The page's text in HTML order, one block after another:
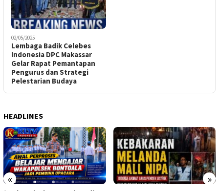
02/05/2025
Lembaga Badik Celebes
Indonesia DPC Makassar
Gelar Rapat Pemantapan
Pengurus dan Strategi
Pelestarian Budaya
HEADLINES
« »